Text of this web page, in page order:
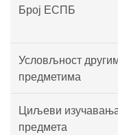
Број ЕСПБ
Условљност
предметима
Циљеви
предмета